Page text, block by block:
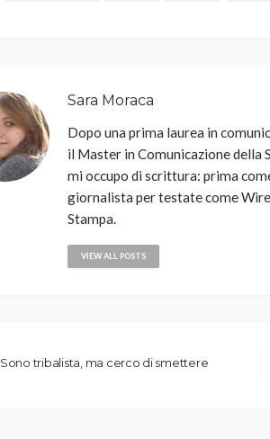
Sara Moraca
Dopo una prima laurea in
il Master in Comunicazione della
mi occupo di scrittura: prima
giornalista per testate come
Stampa.
VIEW ALL POSTS
Sono tribalista, ma cerco di smettere